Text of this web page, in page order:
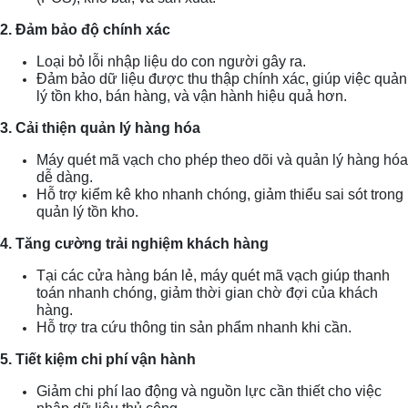
2. Đảm bảo độ chính xác
Loại bỏ lỗi nhập liệu do con người gây ra.
Đảm bảo dữ liệu được thu thập chính xác, giúp việc quản
lý tồn kho, bán hàng, và vận hành hiệu quả hơn.
3. Cải thiện quản lý hàng hóa
Máy quét mã vạch cho phép theo dõi và quản lý hàng hóa
dễ dàng.
Hỗ trợ kiểm kê kho nhanh chóng, giảm thiểu sai sót trong
quản lý tồn kho.
4. Tăng cường trải nghiệm khách hàng
Tại các cửa hàng bán lẻ, máy quét mã vạch giúp thanh
toán nhanh chóng, giảm thời gian chờ đợi của khách
hàng.
Hỗ trợ tra cứu thông tin sản phẩm nhanh khi cần.
5. Tiết kiệm chi phí vận hành
Giảm chi phí lao động và nguồn lực cần thiết cho việc